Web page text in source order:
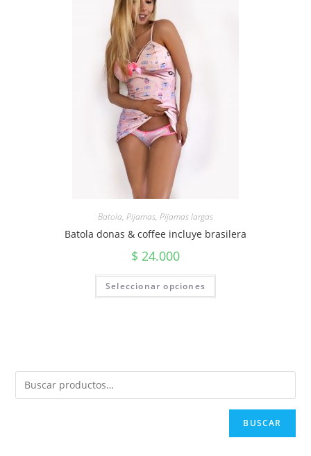
Batola, Pijamas, Pijamas largas
Batola donas & coffee incluye brasilera
$ 24.000
Seleccionar opciones
BUSCAR